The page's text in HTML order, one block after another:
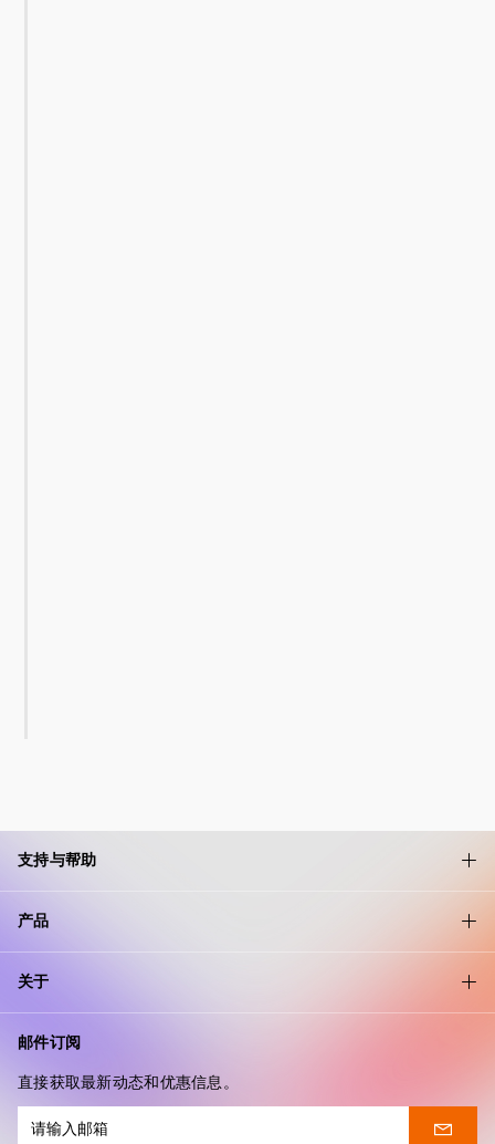
支持与帮助
产品
关于
邮件订阅
直接获取最新动态和优惠信息。